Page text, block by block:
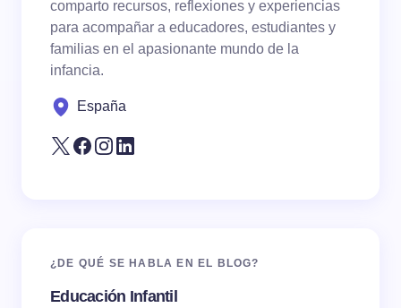
comparto recursos, reflexiones y experiencias
para acompañar a educadores, estudiantes y
familias en el apasionante mundo de la
infancia.
España
¿DE QUÉ SE HABLA EN EL BLOG?
Educación Infantil